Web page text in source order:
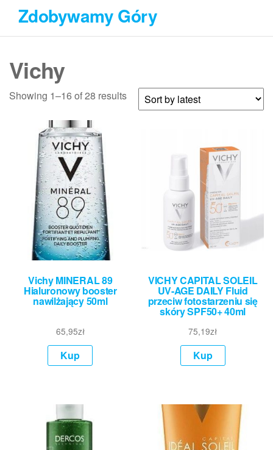
Przejdź
treści
Zdobywamy Góry
Vichy
Showing 1–16 of 28 results
Vichy MINERAL 89
Hialuronowy booster
nawilżający 50ml
65,95zł
Kup
VICHY CAPITAL SOLEIL
UV-AGE DAILY Fluid
przeciw fotostarzeniu się
skóry SPF50+ 40ml
75,19zł
Kup